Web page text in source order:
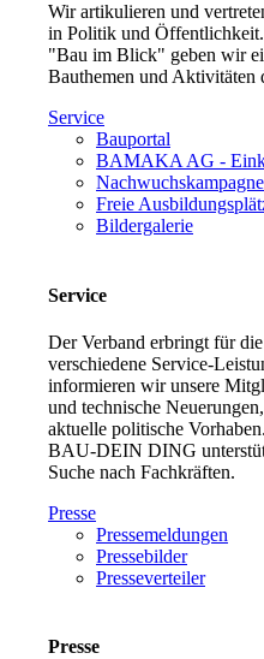
Wir artikulieren und
in Politik und Öffentlichkeit.
"Bau im Blick" geben wir
Bauthemen und Aktivitäten
Service
Bauportal
BAMAKA AG -
Freie
Bildergalerie
Service
Der Verband erbringt für
verschiedene Service-
informieren wir unsere
und technische
aktuelle politische
BAU-DEIN DING
Suche nach Fachkräften.
Presse
Pressemeldungen
Pressebilder
Presseverteiler
Presse